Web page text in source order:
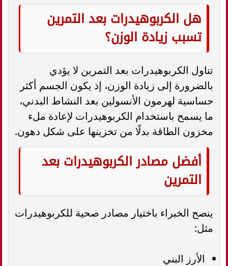
هل الكربوهيدرات بعد التمرين
تسبب زيادة الوزن؟
تناول الكربوهيدرات بعد التمرين لا يؤدي
بالضرورة إلى زيادة الوزن، إذ يكون الجسم أكثر
حساسية لهرمون الأنسولين بعد النشاط البدني،
ما يسمح باستخدام الكربوهيدرات لإعادة ملء
مخزون الطاقة بدلًا من تخزينها على شكل دهون.
أفضل مصادر الكربوهيدرات بعد
التمرين
ينصح الخبراء باختيار مصادر صحية للكربوهيدرات
مثل:
الأرز البني